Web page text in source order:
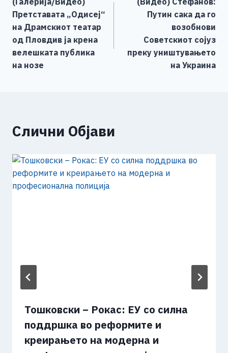
o
o
k
g
er
n
k
на
напис
Претставата „Одисеј“
на Драмскиот театар
од Пловдив ја крена
велешката публика
на нозе
Путин сака да го
возобнови
Советскиот сојуз
преку уништувањето
на Украина
Слични Објави
Тошковски – Рокас: ЕУ со силна
поддршка во реформите и
креирањето на модерна и